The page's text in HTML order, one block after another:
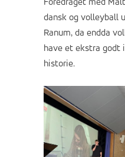
Foredraget med
dansk og volleyball
Ranum, da endda
have et ekstra godt
historie.